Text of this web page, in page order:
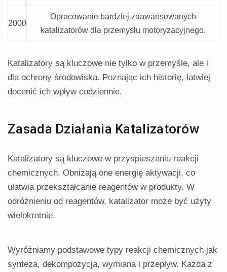
2000
Opracowanie bardziej zaawansowanych
katalizatorów dla przemysłu motoryzacyjnego.
Katalizatory są kluczowe nie tylko w przemyśle, ale i
dla ochrony środowiska. Poznając ich historię, łatwiej
docenić ich wpływ codziennie.
Zasada Działania Katalizatorów
Katalizatory są kluczowe w przyspieszaniu reakcji
chemicznych. Obniżają one energię aktywacji, co
ułatwia przekształcanie reagentów w produkty. W
odróżnieniu od reagentów, katalizator może być użyty
wielokrotnie.
Wyróżniamy podstawowe typy reakcji chemicznych jak
synteza, dekompozycja, wymiana i przepływ. Każda z